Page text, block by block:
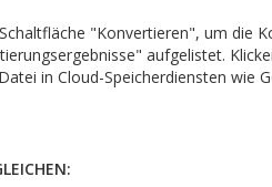
"Konvertieren", um die
aufgelistet.
in Cloud-Speicherdiensten wie